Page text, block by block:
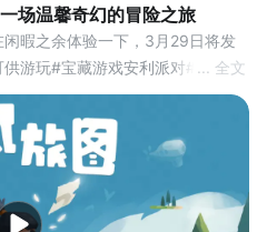
场温馨奇幻的冒险之旅
暇之余体验一下，3月29日将发
游玩#宝藏游戏安利派对#游戏安
戏#单机游戏
... 全文